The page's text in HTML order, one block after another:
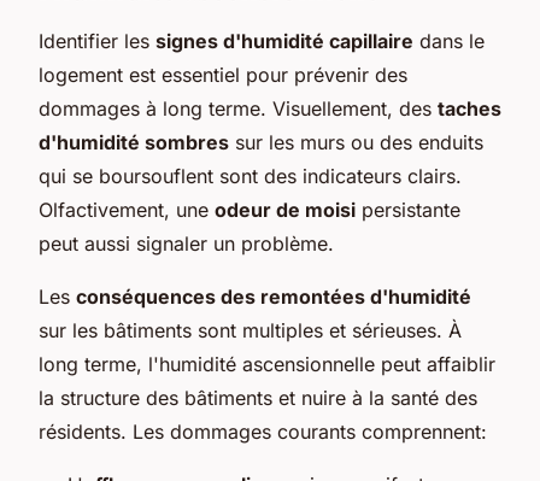
Identifier les signes d'humidité capillaire dans le
logement est essentiel pour prévenir des
dommages à long terme. Visuellement, des taches
d'humidité sombres sur les murs ou des enduits
qui se boursouflent sont des indicateurs clairs.
Olfactivement, une odeur de moisi persistante
peut aussi signaler un problème.
Les conséquences des remontées d'humidité
sur les bâtiments sont multiples et sérieuses. À
long terme, l'humidité ascensionnelle peut affaiblir
la structure des bâtiments et nuire à la santé des
résidents. Les dommages courants comprennent: